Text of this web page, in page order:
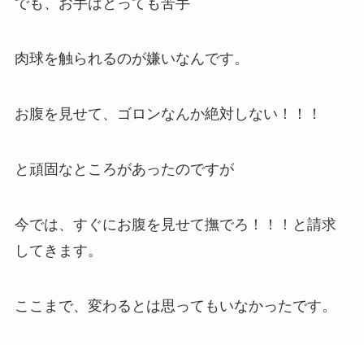
でも、お手はとっても苦手
肉球を触られるのが嫌いなんです。
お腹を見せて、ゴロンなんか絶対しない！！！
と頑固なところがあったのですが
今では、すぐにお腹を見せて撫でろ！！！と請求
してきます。
ここまで、変わるとは思ってもいなかったです。